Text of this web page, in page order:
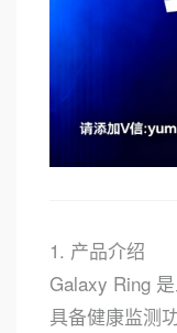
1. 产品介绍
Galaxy Ring
具备健康监测